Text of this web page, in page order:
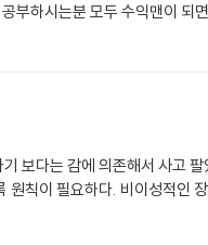
부하시는분 모두 수익맨이 되
보다는 감에 의존해서 사고
칙이 필요하다. 비이성적인